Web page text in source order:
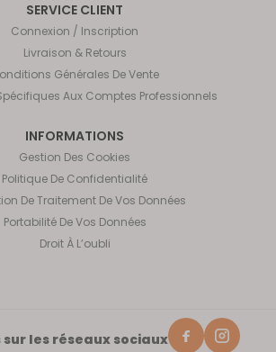
SERVICE CLIENT
Connexion / Inscription
Livraison & Retours
Générales De Vente
Aux Comptes Professionnels
INFORMATIONS
Gestion Des Cookies
Politique De Confidentialité
De Traitement De Vos Données
Portabilité De Vos Données
Droit À L’oubli
sur les réseaux sociaux